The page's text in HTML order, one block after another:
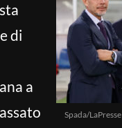
Spada/LaPresse
di
a